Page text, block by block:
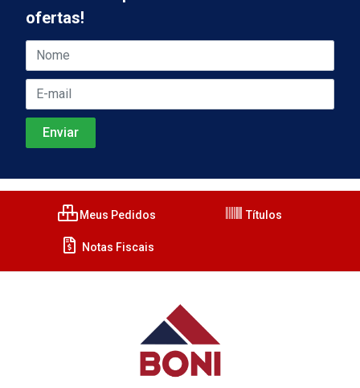
ofertas!
Meus Pedidos Títulos
Notas Fiscais